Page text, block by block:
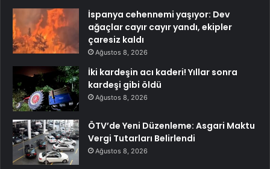
İspanya cehennemi yaşıyor: Dev
ağaçlar cayır cayır yandı, ekipler
çaresiz kaldı
Ağustos 8, 2026
İki kardeşin acı kaderi! Yıllar sonra
kardeşi gibi öldü
Ağustos 8, 2026
ÖTV’de Yeni Düzenleme: Asgari Maktu
Vergi Tutarları Belirlendi
Ağustos 8, 2026